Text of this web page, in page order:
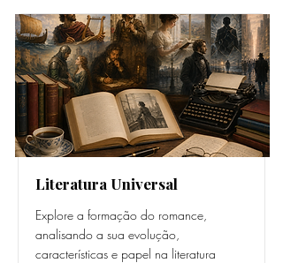
Literatura Universal
Explore a formação do romance,
analisando a sua evolução,
características e papel na literatura